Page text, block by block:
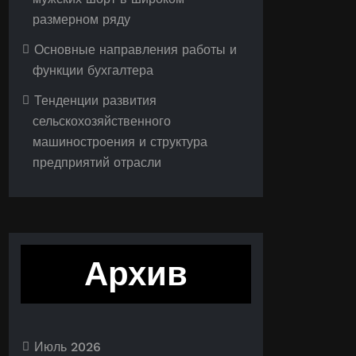
размерном ряду
Основные направления работы и
функции бухгалтера
Тенденции развития
сельскохозяйственного
машиностроения и структура
предприятий отрасли
Архив
Июль 2026